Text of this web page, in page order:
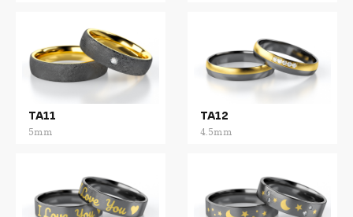
TA11
5mm
TA12
4.5mm